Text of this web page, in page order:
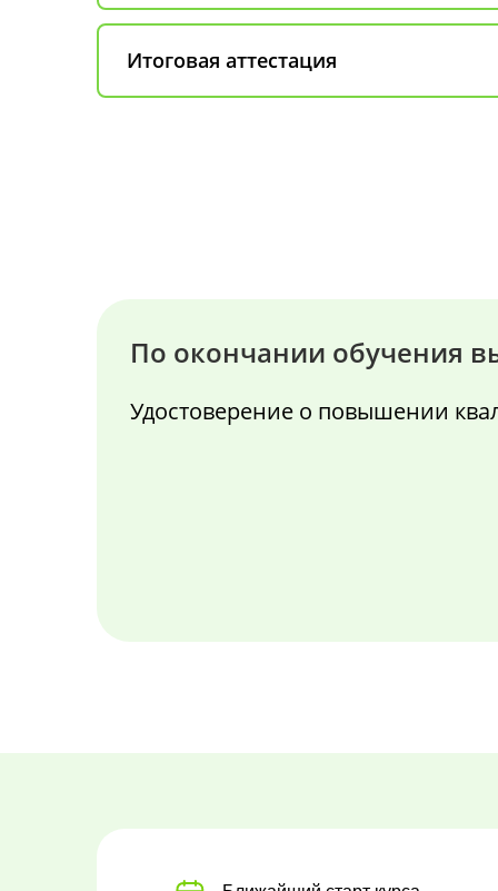
Итоговая аттестация
По окончании обучения
Удостоверение о повышении